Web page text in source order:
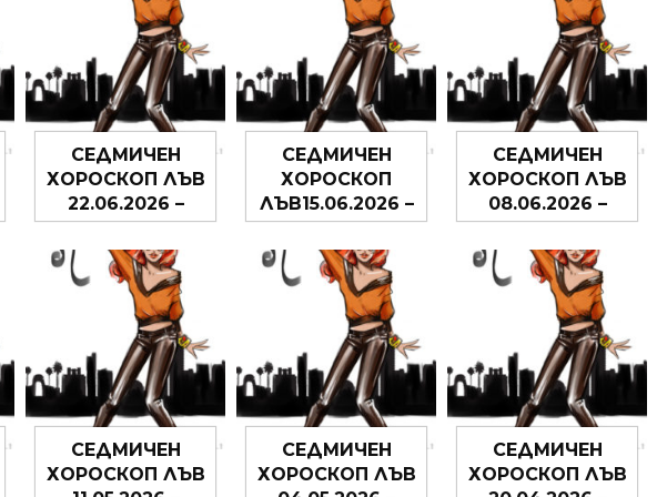
СЕДМИЧЕН
ХОРОСКОП ЛЪВ
22.06.2026 –
28.06.2026
СЕДМИЧЕН
ХОРОСКОП
ЛЪВ15.06.2026 –
21.06.2026
СЕДМИЧЕН
ХОРОСКОП ЛЪВ
08.06.2026 –
14.06.2026
СЕДМИЧЕН
ХОРОСКОП ЛЪВ
СЕДМИЧЕН
ХОРОСКОП ЛЪВ
СЕДМИЧЕН
ХОРОСКОП ЛЪВ